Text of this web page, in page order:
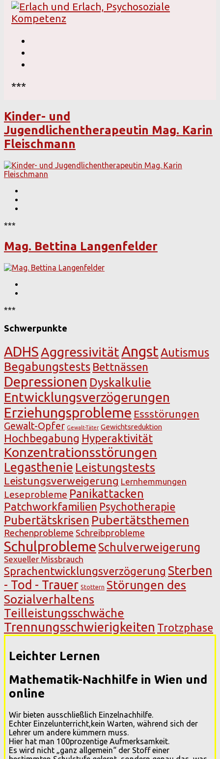
***
Kinder- und
Jugendlichentherapeutin Mag. Karin
Fleischmann
***
Mag. Bettina Langenfelder
***
Schwerpunkte
ADHSAggressivitätAngst Autismus
Begabungstests Bettnässen
Depressionen Dyskalkulie
Entwicklungsverzögerungen
Erziehungsprobleme Essstörungen
Gewalt-Opfer Gewalt-Täter Gewichtsreduktion
Hochbegabung Hyperaktivität
Konzentrationsstörungen
Legasthenie Leistungstests
Leistungsverweigerung Lernhemmungen
Leseprobleme Panikattacken
Patchworkfamilien Psychotherapie
Pubertätskrisen Pubertätsthemen
Rechenprobleme Schreibprobleme
Schulprobleme Schulverweigerung
Sexueller Missbrauch
Sprachentwicklungsverzögerung Sterben
- Tod - Trauer Stottern Störungen des
Sozialverhaltens
Teilleistungsschwäche
Trennungsschwierigkeiten Trotzphase
Leichter Lernen
Mathematik-Nachhilfe in Wien und
online
Wir bieten ausschließlich Einzelnachhilfe.
Echter Einzelunterricht,kein Warten, während sich der
Lehrer um andere kümmern muss.
Hier hat man 100prozentige Aufmerksamkeit.
Es wird nicht „ganz allgemein“ der Stoff einer